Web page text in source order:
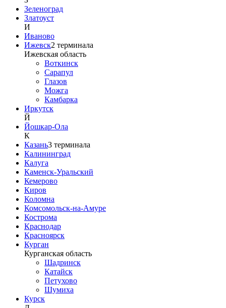
Зеленоград
Златоуст
И
Иваново
Ижевск2 терминала
Ижевская область
Воткинск
Сарапул
Глазов
Можга
Камбарка
Иркутск
Й
Йошкар-Ола
К
Казань3 терминала
Калининград
Калуга
Каменск-Уральский
Кемерово
Киров
Коломна
Комсомольск-на-Амуре
Кострома
Краснодар
Красноярск
Курган
Курганская область
Шадринск
Катайск
Петухово
Шумиха
Курск